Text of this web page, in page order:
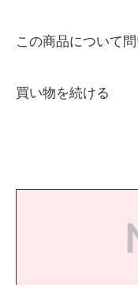
この商品について
買い物を続ける